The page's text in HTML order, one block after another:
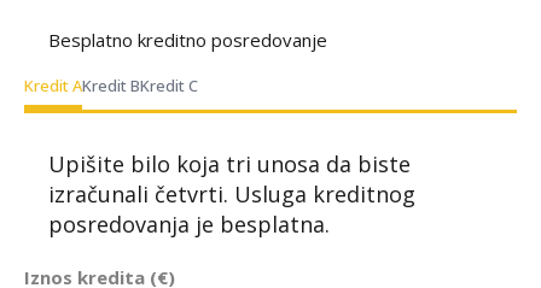
Besplatno kreditno posredovanje
Kredit AKredit BKredit C
Upišite bilo koja tri unosa da biste
izračunali četvrti. Usluga kreditnog
posredovanja je besplatna.
Iznos kredita (€)